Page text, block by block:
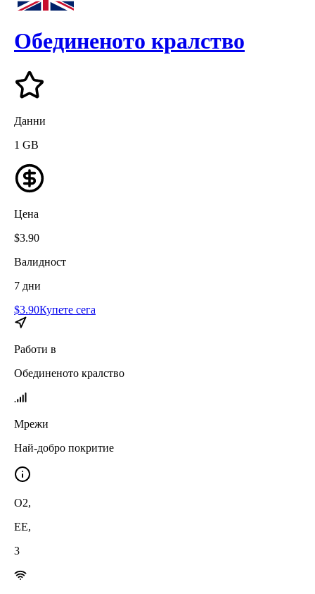
Обединеното кралство
Данни
1 GB
Цена
$3.90
Валидност
7 дни
$3.90Купете сега
Работи в
Обединеното кралство
Мрежи
Най-добро покритие
O2,
EE,
3